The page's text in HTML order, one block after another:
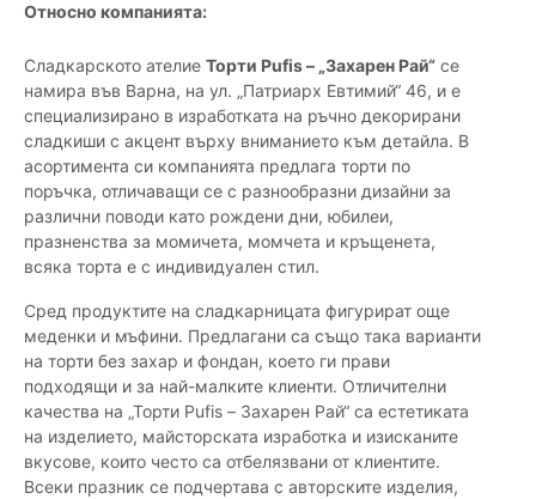
Относно компанията:
Сладкарското ателие Торти Pufis – „Захарен Рай“ се
намира във Варна, на ул. „Патриарх Евтимий“ 46, и е
специализирано в изработката на ръчно декорирани
сладкиши с акцент върху вниманието към детайла. В
асортимента си компанията предлага торти по
поръчка, отличаващи се с разнообразни дизайни за
различни поводи като рождени дни, юбилеи,
празненства за момичета, момчета и кръщенета,
всяка торта е с индивидуален стил.
Сред продуктите на сладкарницата фигурират още
меденки и мъфини. Предлагани са също така варианти
на торти без захар и фондан, което ги прави
подходящи и за най-малките клиенти. Отличителни
качества на „Торти Pufis – Захарен Рай“ са естетиката
на изделието, майсторската изработка и изисканите
вкусове, които често са отбелязвани от клиентите.
Всеки празник се подчертава с авторските изделия,